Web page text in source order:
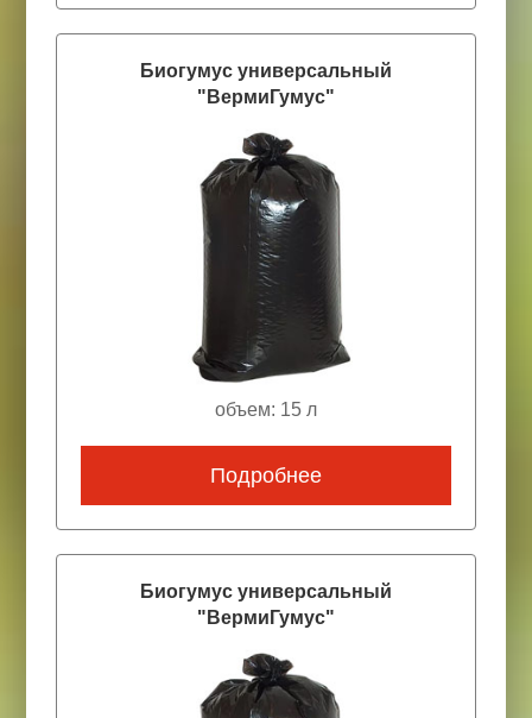
Биогумус универсальный
"ВермиГумус"
объем: 15 л
Подробнее
Биогумус универсальный
"ВермиГумус"